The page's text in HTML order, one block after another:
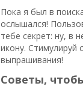
Пока я был в
ослышался!
тебе секрет: ну, в
икону.
выпрашивания!
Советы,